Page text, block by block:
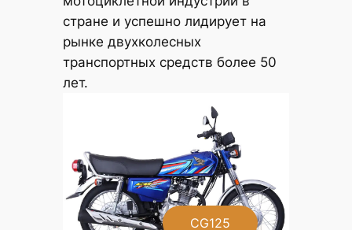
стране и успешно лидирует на
рынке двухколесных
транспортных средств более 50
лет.
CG125